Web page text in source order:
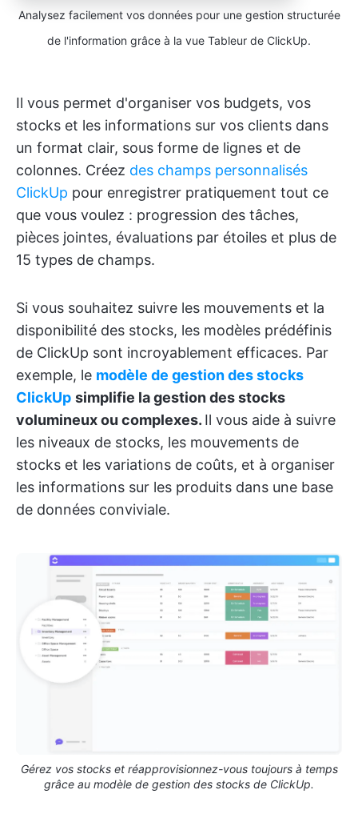
Analysez facilement vos données pour une gestion structurée
de l'information grâce à la vue Tableur de ClickUp.
Il vous permet d'organiser vos budgets, vos
stocks et les informations sur vos clients dans
un format clair, sous forme de lignes et de
colonnes. Créez des champs personnalisés
ClickUp pour enregistrer pratiquement tout ce
que vous voulez : progression des tâches,
pièces jointes, évaluations par étoiles et plus de
15 types de champs.
Si vous souhaitez suivre les mouvements et la
disponibilité des stocks, les modèles prédéfinis
de ClickUp sont incroyablement efficaces. Par
exemple, le modèle de gestion des stocks
ClickUp simplifie la gestion des stocks
volumineux ou complexes. Il vous aide à suivre
les niveaux de stocks, les mouvements de
stocks et les variations de coûts, et à organiser
les informations sur les produits dans une base
de données conviviale.
Gérez vos stocks et réapprovisionnez-vous toujours à temps
grâce au modèle de gestion des stocks de ClickUp.